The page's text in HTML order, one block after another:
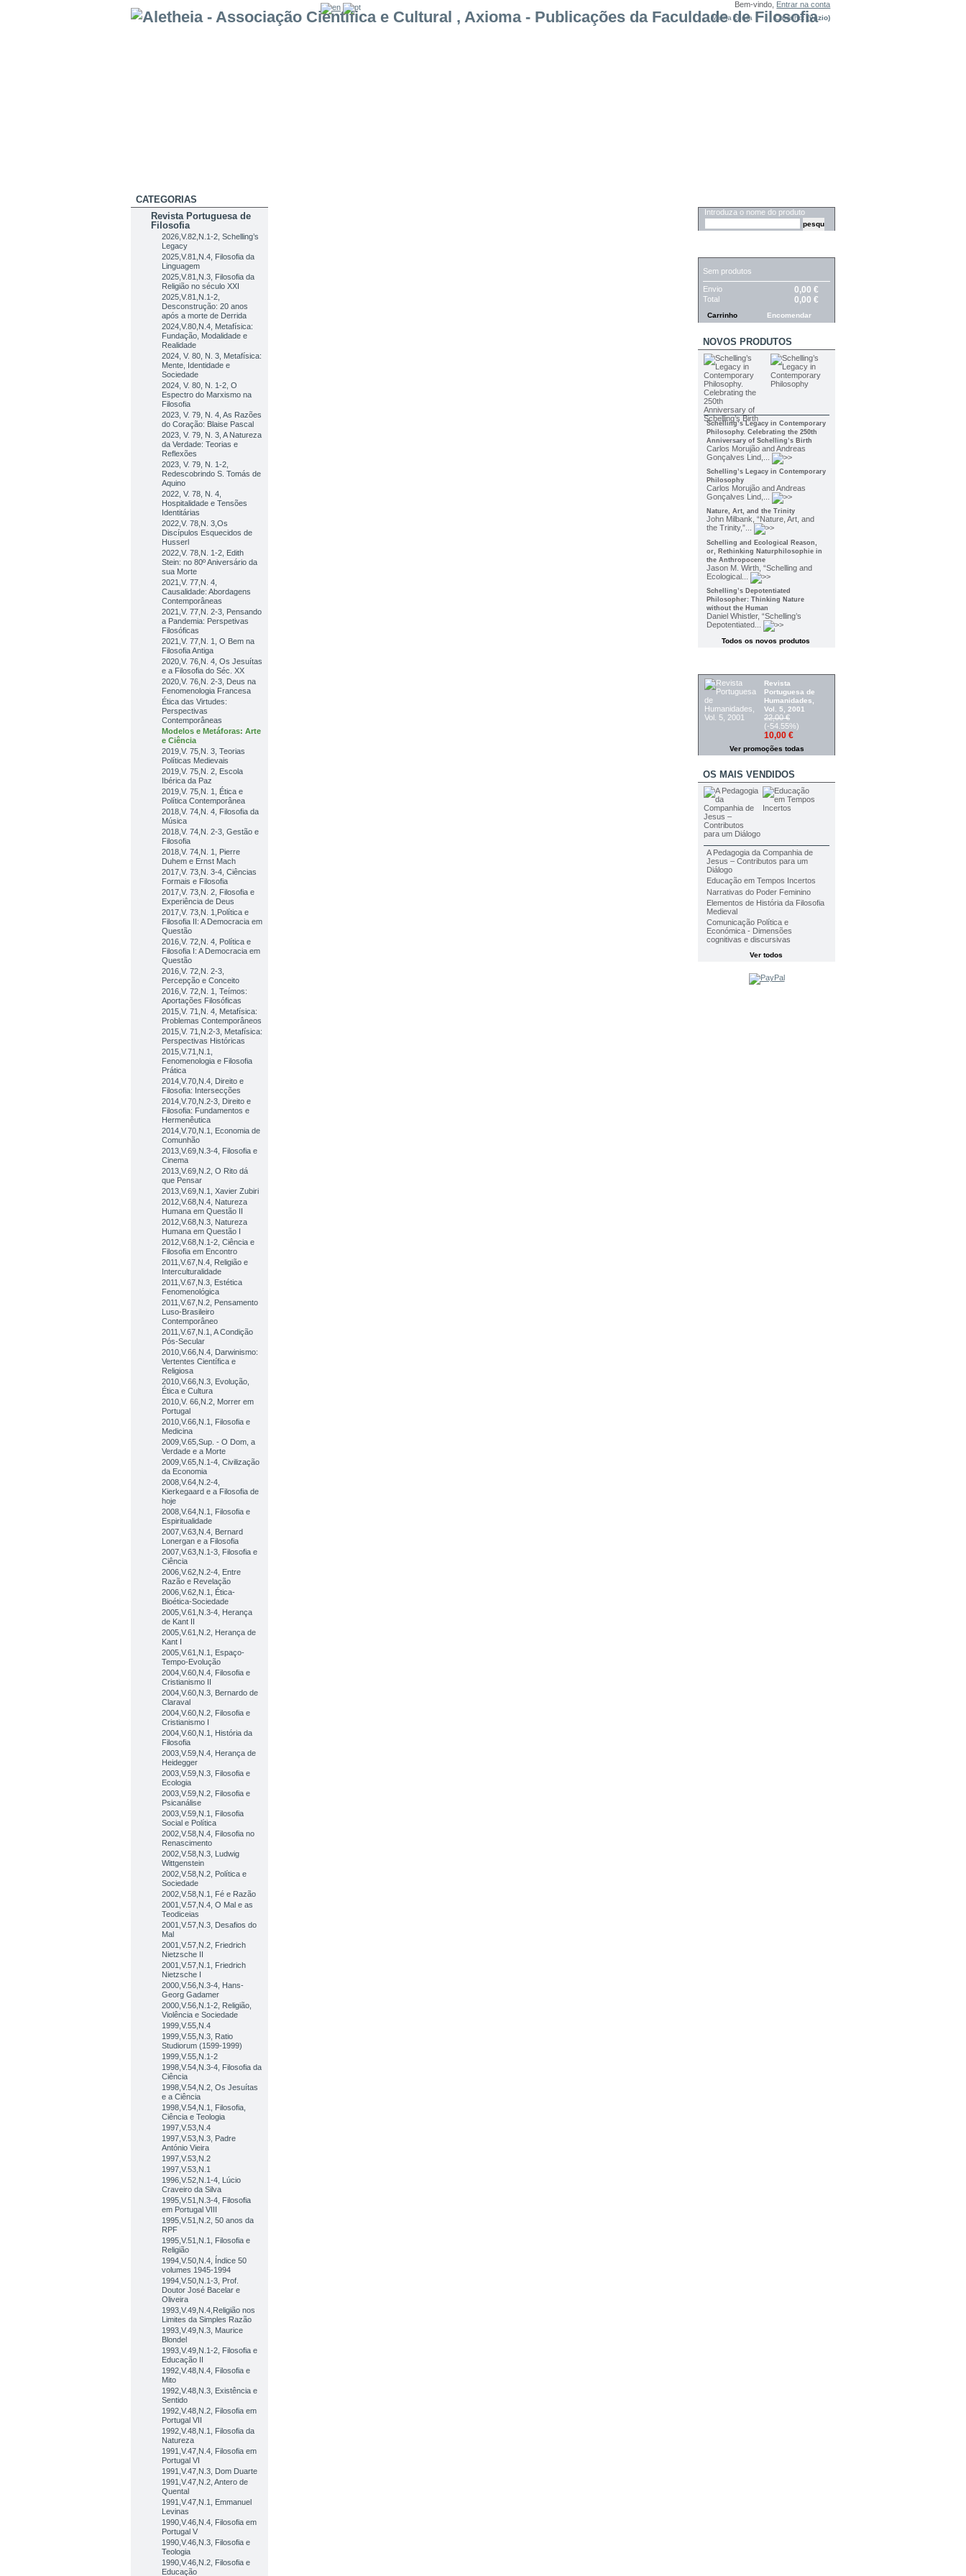
Bem-vindo, Entrar na conta
Carrinho: (vazio)
Minha conta
CATEGORIAS
Revista Portuguesa de
Filosofia
2026,V.82,N.1-2, Schelling’s
Legacy
2025,V.81,N.4, Filosofia da
Linguagem
2025,V.81,N.3, Filosofia da
Religião no século XXI
2025,V.81,N.1-2,
Desconstrução: 20 anos
após a morte de Derrida
2024,V.80,N.4, Metafísica:
Fundação, Modalidade e
Realidade
2024, V. 80, N. 3, Metafísica:
Mente, Identidade e
Sociedade
2024, V. 80, N. 1-2, O
Espectro do Marxismo na
Filosofia
2023, V. 79, N. 4, As Razões
do Coração: Blaise Pascal
2023, V. 79, N. 3, A Natureza
da Verdade: Teorias e
Reflexões
2023, V. 79, N. 1-2,
Redescobrindo S. Tomás de
Aquino
2022, V. 78, N. 4,
Hospitalidade e Tensões
Identitárias
2022,V. 78,N. 3,Os
Discípulos Esquecidos de
Husserl
2022,V. 78,N. 1-2, Edith
Stein: no 80º Aniversário da
sua Morte
2021,V. 77,N. 4,
Causalidade: Abordagens
Contemporâneas
2021,V. 77,N. 2-3, Pensando
a Pandemia: Perspetivas
Filosóficas
2021,V. 77,N. 1, O Bem na
Filosofia Antiga
2020,V. 76,N. 4, Os Jesuítas
e a Filosofia do Séc. XX
2020,V. 76,N. 2-3, Deus na
Fenomenologia Francesa
Ética das Virtudes:
Perspectivas
Contemporâneas
Modelos e Metáforas: Arte
e Ciência
2019,V. 75,N. 3, Teorias
Políticas Medievais
2019,V. 75,N. 2, Escola
Ibérica da Paz
2019,V. 75,N. 1, Ética e
Política Contemporânea
2018,V. 74,N. 4, Filosofia da
Música
2018,V. 74,N. 2-3, Gestão e
Filosofia
2018,V. 74,N. 1, Pierre
Duhem e Ernst Mach
2017,V. 73,N. 3-4, Ciências
Formais e Filosofia
2017,V. 73,N. 2, Filosofia e
Experiência de Deus
2017,V. 73,N. 1,Política e
Filosofia II: A Democracia em
Questão
2016,V. 72,N. 4, Política e
Filosofia I: A Democracia em
Questão
2016,V. 72,N. 2-3,
Percepção e Conceito
2016,V. 72,N. 1, Teímos:
Aportações Filosóficas
2015,V. 71,N. 4, Metafísica:
Problemas Contemporâneos
2015,V. 71,N.2-3, Metafísica:
Perspectivas Históricas
2015,V.71,N.1,
Fenomenologia e Filosofia
Prática
2014,V.70,N.4, Direito e
Filosofia: Intersecções
2014,V.70,N.2-3, Direito e
Filosofia: Fundamentos e
Hermenêutica
2014,V.70,N.1, Economia de
Comunhão
2013,V.69,N.3-4, Filosofia e
Cinema
2013,V.69,N.2, O Rito dá
que Pensar
2013,V.69,N.1, Xavier Zubiri
2012,V.68,N.4, Natureza
Humana em Questão II
2012,V.68,N.3, Natureza
Humana em Questão I
2012,V.68,N.1-2, Ciência e
Filosofia em Encontro
2011,V.67,N.4, Religião e
Interculturalidade
2011,V.67,N.3, Estética
Fenomenológica
2011,V.67,N.2, Pensamento
Luso-Brasileiro
Contemporâneo
2011,V.67,N.1, A Condição
Pós-Secular
2010,V.66,N.4, Darwinismo:
Vertentes Científica e
Religiosa
2010,V.66,N.3, Evolução,
Ética e Cultura
2010,V. 66,N.2, Morrer em
Portugal
2010,V.66,N.1, Filosofia e
Medicina
2009,V.65,Sup. - O Dom, a
Verdade e a Morte
2009,V.65,N.1-4, Civilização
da Economia
2008,V.64,N.2-4,
Kierkegaard e a Filosofia de
hoje
2008,V.64,N.1, Filosofia e
Espiritualidade
2007,V.63,N.4, Bernard
Lonergan e a Filosofia
2007,V.63,N.1-3, Filosofia e
Ciência
2006,V.62,N.2-4, Entre
Razão e Revelação
2006,V.62,N.1, Ética-
Bioética-Sociedade
2005,V.61,N.3-4, Herança
de Kant II
2005,V.61,N.2, Herança de
Kant I
2005,V.61,N.1, Espaço-
Tempo-Evolução
2004,V.60,N.4, Filosofia e
Cristianismo II
2004,V.60,N.3, Bernardo de
Claraval
2004,V.60,N.2, Filosofia e
Cristianismo I
2004,V.60,N.1, História da
Filosofia
2003,V.59,N.4, Herança de
Heidegger
2003,V.59,N.3, Filosofia e
Ecologia
2003,V.59,N.2, Filosofia e
Psicanálise
2003,V.59,N.1, Filosofia
Social e Política
2002,V.58,N.4, Filosofia no
Renascimento
2002,V.58,N.3, Ludwig
Wittgenstein
2002,V.58,N.2, Política e
Sociedade
2002,V.58,N.1, Fé e Razão
2001,V.57,N.4, O Mal e as
Teodiceias
2001,V.57,N.3, Desafios do
Mal
2001,V.57,N.2, Friedrich
Nietzsche II
2001,V.57,N.1, Friedrich
Nietzsche I
2000,V.56,N.3-4, Hans-
Georg Gadamer
2000,V.56,N.1-2, Religião,
Violência e Sociedade
1999,V.55,N.4
1999,V.55,N.3, Ratio
Studiorum (1599-1999)
1999,V.55,N.1-2
1998,V.54,N.3-4, Filosofia da
Ciência
1998,V.54,N.2, Os Jesuítas
e a Ciência
1998,V.54,N.1, Filosofia,
Ciência e Teologia
1997,V.53,N.4
1997,V.53,N.3, Padre
António Vieira
1997,V.53,N.2
1997,V.53,N.1
1996,V.52,N.1-4, Lúcio
Craveiro da Silva
1995,V.51,N.3-4, Filosofia
em Portugal VIII
1995,V.51,N.2, 50 anos da
RPF
1995,V.51,N.1, Filosofia e
Religião
1994,V.50,N.4, Índice 50
volumes 1945-1994
1994,V.50,N.1-3, Prof.
Doutor José Bacelar e
Oliveira
1993,V.49,N.4,Religião nos
Limites da Simples Razão
1993,V.49,N.3, Maurice
Blondel
1993,V.49,N.1-2, Filosofia e
Educação II
1992,V.48,N.4, Filosofia e
Mito
1992,V.48,N.3, Existência e
Sentido
1992,V.48,N.2, Filosofia em
Portugal VII
1992,V.48,N.1, Filosofia da
Natureza
1991,V.47,N.4, Filosofia em
Portugal VI
1991,V.47,N.3, Dom Duarte
1991,V.47,N.2, Antero de
Quental
1991,V.47,N.1, Emmanuel
Levinas
1990,V.46,N.4, Filosofia em
Portugal V
1990,V.46,N.3, Filosofia e
Teologia
1990,V.46,N.2, Filosofia e
Educação
Introduza o nome do produto
Sem produtos
Envio 0,00 €
Total 0,00 €
Carrinho Encomendar
NOVOS PRODUTOS
Schelling’s Legacy in Contemporary
Philosophy. Celebrating the 250th
Anniversary of Schelling’s Birth
Carlos Morujão and Andreas
Gonçalves Lind,...
Schelling’s Legacy in Contemporary
Philosophy
Carlos Morujão and Andreas
Gonçalves Lind,...
Nature, Art, and the Trinity
John Milbank, “Nature, Art, and
the Trinity,”...
Schelling and Ecological Reason,
or, Rethinking Naturphilosophie in
the Anthropocene
Jason M. Wirth, “Schelling and
Ecological...
Schelling’s Depotentiated
Philosopher: Thinking Nature
without the Human
Daniel Whistler, “Schelling’s
Depotentiated...
Todos os novos produtos
Revista
Portuguesa de
Humanidades,
Vol. 5, 2001
22,00 €
(-54.55%)
10,00 €
Ver promoções todas
OS MAIS VENDIDOS
A Pedagogia da Companhia de
Jesus – Contributos para um
Diálogo
Educação em Tempos Incertos
Narrativas do Poder Feminino
Elementos de História da Filosofia
Medieval
Comunicação Política e
Económica - Dimensões
cognitivas e discursivas
Ver todos